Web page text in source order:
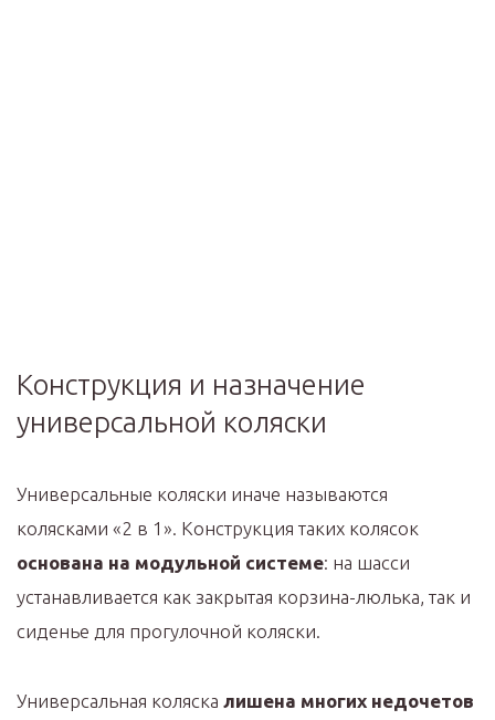
Конструкция и назначение
универсальной коляски
Универсальные коляски иначе называются
колясками «2 в 1». Конструкция таких колясок
основана на модульной системе: на шасси
устанавливается как закрытая корзина-люлька, так и
сиденье для прогулочной коляски.
Универсальная коляска лишена многих недочетов